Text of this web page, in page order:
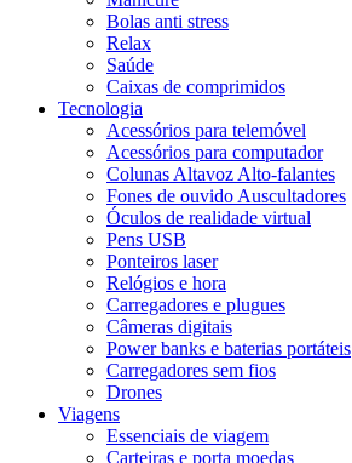
Bolas anti stress
Relax
Saúde
Caixas de comprimidos
Tecnologia
Acessórios para telemóvel
Acessórios para computador
Colunas Altavoz Alto-falantes
Fones de ouvido Auscultadores
Óculos de realidade virtual
Pens USB
Ponteiros laser
Relógios e hora
Carregadores e plugues
Câmeras digitais
Power banks e baterias portáteis
Carregadores sem fios
Drones
Viagens
Essenciais de viagem
Carteiras e porta moedas